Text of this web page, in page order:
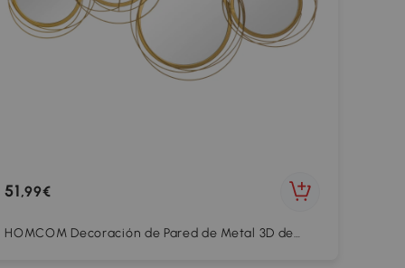
51,99€
HOMCOM Decoración de Pared de Metal 3D de